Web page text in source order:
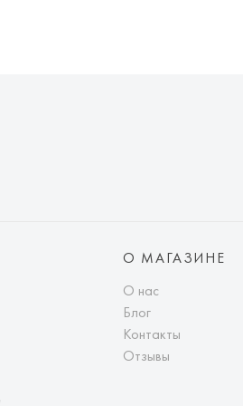
О МАГАЗИНЕ
О нас
Блог
Контакты
Отзывы